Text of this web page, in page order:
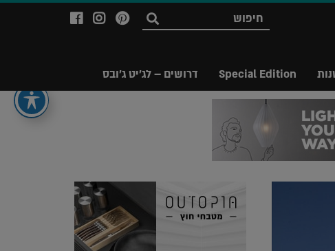
Special Edition דרושים – לג'יט ג'ובס
חפש
לעמוד
של
לעמוד
לג'יט
Legit